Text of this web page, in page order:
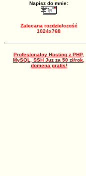
Napisz do mnie:
Zalecana rozdzielczość
1024x768
Profesjonalny Hosting z PHP,
MySQL, SSH Juz za 50 zł/rok,
domena gratis!